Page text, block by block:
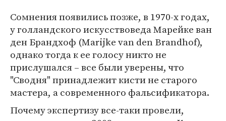
Сомнения появились позже, в 1970-х годах,
у голландского искусствоведа Марейке ван
ден Брандхоф (Marijke van den Brandhof),
однако тогда к ее голосу никто не
прислушался – все были уверены, что
"Сводня" принадлежит кисти не старого
мастера, а современного фальсификатора.
Почему экспертизу все-таки провели,